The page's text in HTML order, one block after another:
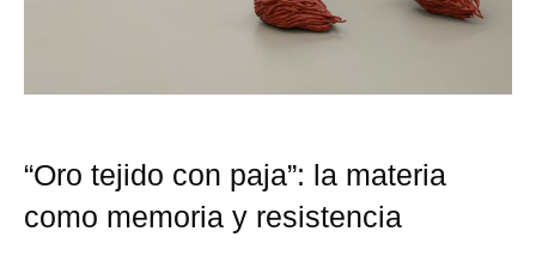
“Oro tejido con paja”: la materia
como memoria y resistencia